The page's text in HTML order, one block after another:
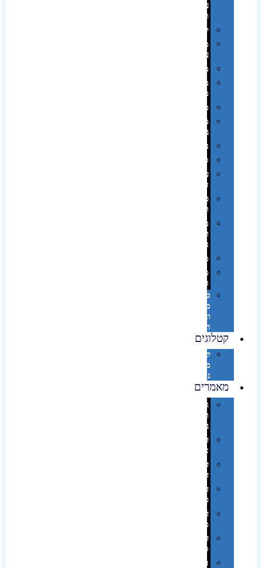
עבודה
ופנסים
למטבח
מוצרי
עור
מחברות
מחזיקי
מפתחות
משחקים
מתנה
בפחית
נסיעות
ספורט
על
השולחן…
פינוק
וספא
מזוודות
ותיקי
נסיעות
מטריות
מוצרי
חוף
סביבת
מחשב
וציוד
היקפי
קטלוגים
קטלוג
מוצרי
נייר
מאמרים
גימורים
והשבחות
בדפוס
דפוס
אופסט
דפוס
דיגיטלי
דפוס
טמפון
דפוס
משי
דפוס
סובלימציה
הדפס